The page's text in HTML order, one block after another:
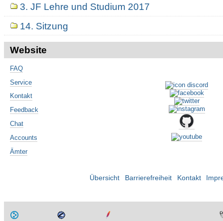
3. JF Lehre und Studium 2017
14. Sitzung
Website
FAQ
Service
Kontakt
Feedback
Chat
Accounts
Ämter
Übersicht Barrierefreiheit Kontakt